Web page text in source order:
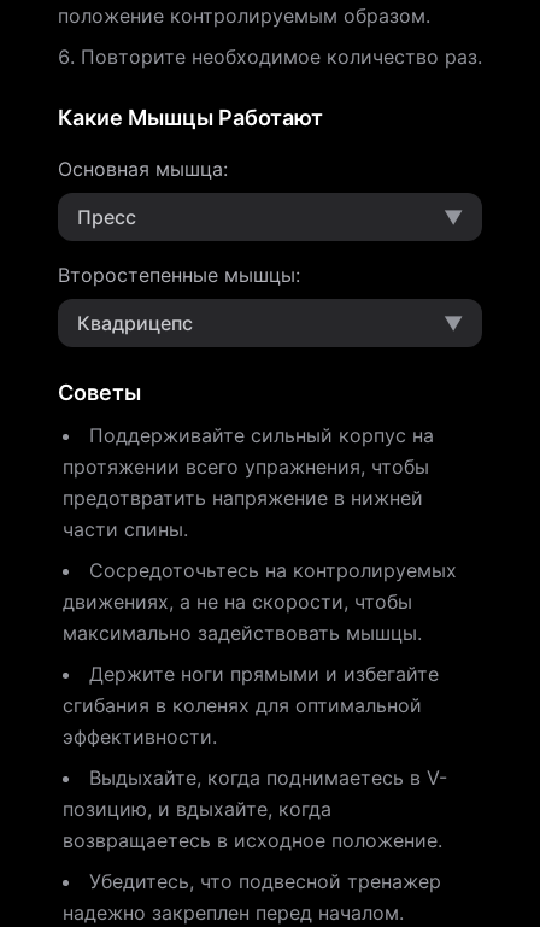
положение контролируемым образом.
Повторите необходимое количество раз.
Какие Мышцы Работают
Основная мышца:
Пресс
▼
Второстепенные мышцы:
Квадрицепс
▼
Советы
Поддерживайте сильный корпус на
протяжении всего упражнения, чтобы
предотвратить напряжение в нижней
части спины.
Сосредоточьтесь на контролируемых
движениях, а не на скорости, чтобы
максимально задействовать мышцы.
Держите ноги прямыми и избегайте
сгибания в коленях для оптимальной
эффективности.
Выдыхайте, когда поднимаетесь в V-
позицию, и вдыхайте, когда
возвращаетесь в исходное положение.
Убедитесь, что подвесной тренажер
надежно закреплен перед началом.